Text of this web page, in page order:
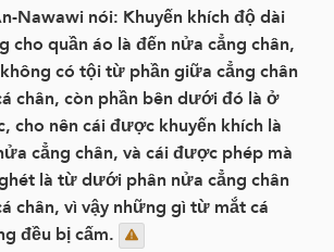
Nawawi nói: Khuyến khích độ dài
cho quần áo là đến nửa cẳng chân,
có tội từ phần giữa cẳng chân
chân, còn phần bên dưới đó là ở
cho nên cái được khuyến khích là
cẳng chân, và cái được phép mà
là từ dưới phân nửa cẳng chân
chân, vì vậy những gì từ mắt cá
đều bị cấm.